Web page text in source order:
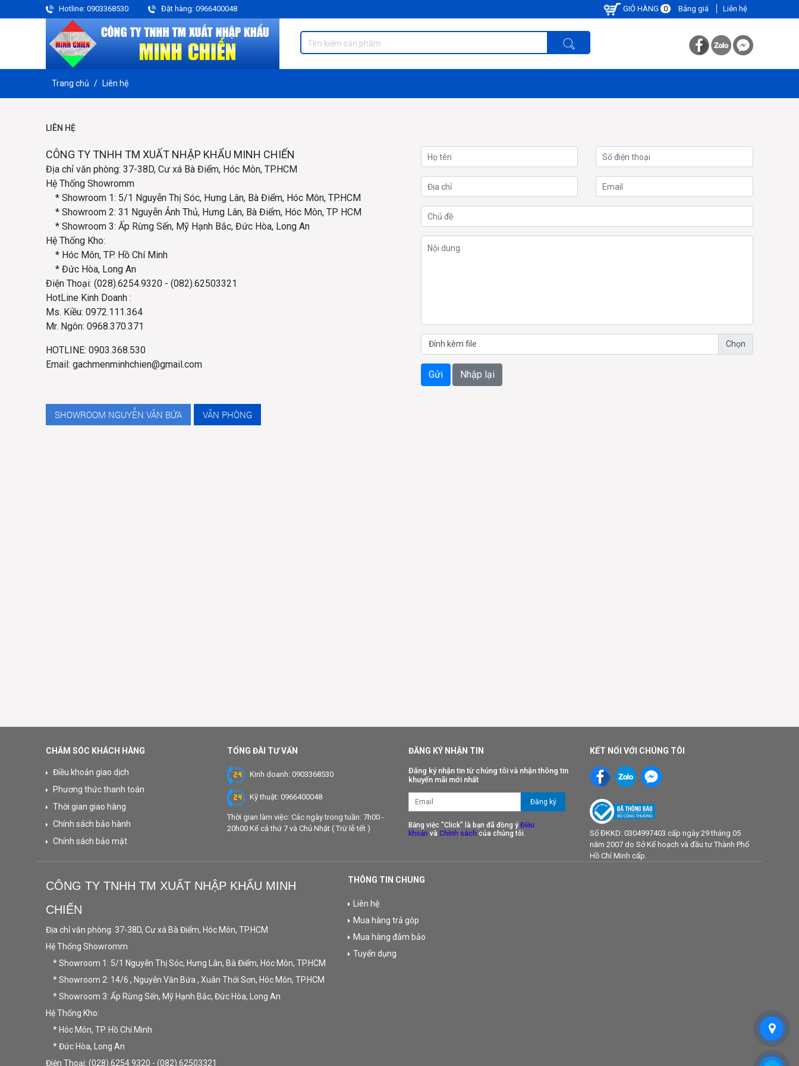
Hotline: 0903368530 Đặt hàng: 0966400048 GIỎ HÀNG 0 Bảng giá Liên hệ
Trang chủ Liên hệ
LIÊN HỆ
CÔNG TY TNHH TM XUẤT NHẬP KHẨU MINH CHIẾN
Địa chỉ văn phòng: 37-38D, Cư xá Bà Điểm, Hóc Môn, TP.HCM
Hệ Thống Showromm
* Showroom 1: 5/1 Nguyễn Thị Sóc, Hưng Lân, Bà Điểm, Hóc Môn, TP.HCM
* Showroom 2: 31 Nguyễn Ảnh Thủ, Hưng Lân, Bà Điểm, Hóc Môn, TP HCM
* Showroom 3: Ấp Rừng Sến, Mỹ Hạnh Bắc, Đức Hòa, Long An
Hệ Thống Kho:
* Hóc Môn, TP. Hồ Chí Minh
* Đức Hòa, Long An
Điện Thoại: (028).6254.9320 - (082).62503321
HotLine Kinh Doanh :
Ms. Kiều: 0972.111.364
Mr. Ngôn: 0968.370.371
HOTLINE: 0903.368.530
Email: gachmenminhchien@gmail.com
Đính kèm file
SHOWROOM NGUYỄN VĂN BỨA VĂN PHÒNG
CHĂM SÓC KHÁCH HÀNG
Điều khoản giao dịch
Phương thức thanh toán
Thời gian giao hàng
Chính sách bảo hành
Chính sách bảo mật
TỔNG ĐÀI TƯ VẤN
Kinh doanh: 0903368530
Kỹ thuật: 0966400048
Thời gian làm việc: Các ngày trong tuần: 7h00 -
20h00 Kể cả thứ 7 và Chủ Nhật ( Trừ lễ tết )
ĐĂNG KÝ NHẬN TIN
Đăng ký nhận tin từ chúng tôi và nhận thông tin
khuyến mãi mới nhất
Bằng việc "Click" là bạn đã đồng ý Điều
khoản và Chính sách của chúng tôi.
KẾT NỐI VỚI CHÚNG TÔI
Số ĐKKD: 0304997403 cấp ngày 29 tháng 05
năm 2007 do Sở Kế hoạch và đầu tư Thành Phố
Hồ Chí Minh cấp.
CÔNG TY TNHH TM XUẤT NHẬP KHẨU MINH
CHIẾN
Địa chỉ văn phòng: 37-38D, Cư xá Bà Điểm, Hóc Môn, TP.HCM
Hệ Thống Showromm
* Showroom 1: 5/1 Nguyễn Thị Sóc, Hưng Lân, Bà Điểm, Hóc Môn, TP.HCM
* Showroom 2: 14/6 , Nguyễn Văn Bứa , Xuân Thới Sơn, Hóc Môn, TP.HCM
* Showroom 3: Ấp Rừng Sến, Mỹ Hạnh Bắc, Đức Hòa, Long An
Hệ Thống Kho:
* Hóc Môn, TP. Hồ Chí Minh
* Đức Hòa, Long An
Điện Thoại: (028).6254.9320 - (082).62503321
THÔNG TIN CHUNG
Liên hệ
Mua hàng trả góp
Mua hàng đảm bảo
Tuyển dụng